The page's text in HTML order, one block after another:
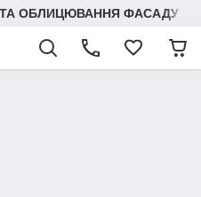
ОБЛИЦЮВАННЯ ФАСАДУ